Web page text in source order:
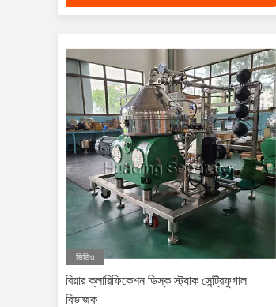
ভিডিও
বিয়ার ক্লারিফিকেশন ডিস্ক স্ট্যাক সেন্ট্রিফুগাল
বিভাজক